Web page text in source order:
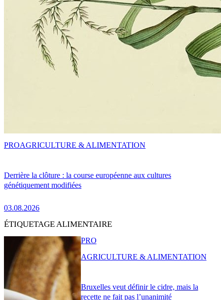
Derrière la clôture : la course européenne aux cultures
génétiquement modifiées
03.08.2026
PROAGRICULTURE & ALIMENTATION
ÉTIQUETAGE ALIMENTAIRE
Bruxelles veut définir le cidre, mais la
recette ne fait pas l’unanimité
PRO
AGRICULTURE & ALIMENTATION